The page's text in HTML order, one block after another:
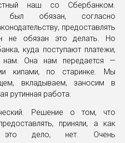
наш со Сбербанком.
был обязан, согласно
предоставлять
не обязан это делать. Но
куда поступают платежи,
нам. Она нам передается —
кипами, по старинке. Мы
вкладываем, заносим в
рутинная работа.
Решение о том, что
приняли, а как
это дело, нет. Очень